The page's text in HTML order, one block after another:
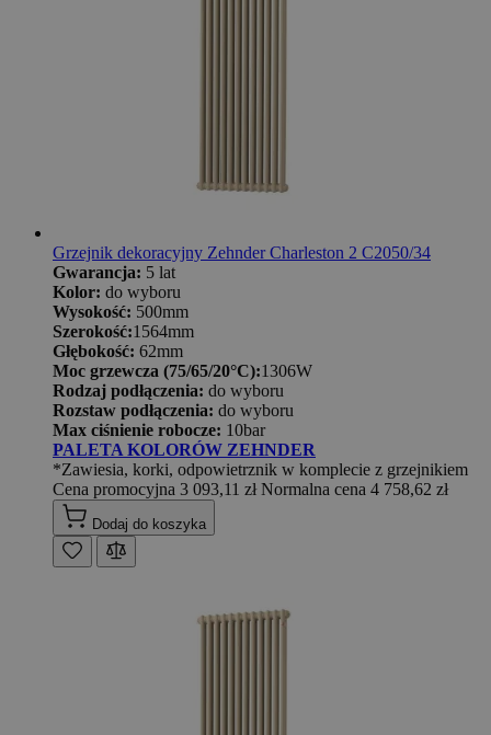
Grzejnik dekoracyjny Zehnder Charleston 2 C2050/34
Gwarancja: 5 lat
Kolor: do wyboru
Wysokość: 500mm
Szerokość:1564mm
Głębokość: 62mm
Moc grzewcza (75/65/20°C):1306W
Rodzaj podłączenia: do wyboru
Rozstaw podłączenia: do wyboru
Max ciśnienie robocze: 10bar
PALETA KOLORÓW ZEHNDER
*Zawiesia, korki, odpowietrznik w komplecie z grzejnikiem
Cena promocyjna 3 093,11 zł Normalna cena 4 758,62 zł
Dodaj do koszyka